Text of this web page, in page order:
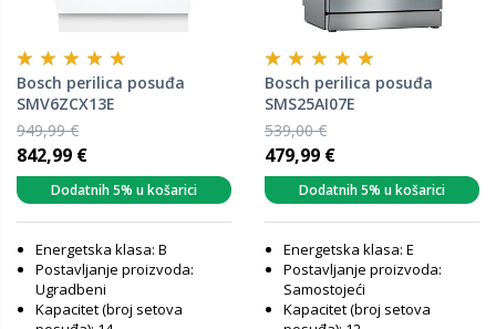
Bosch perilica posuđa
SMV6ZCX13E
949,99 €
842,99 €
Dodatnih 5% u košarici
Energetska klasa: B
Postavljanje proizvoda:
Ugradbeni
Kapacitet (broj setova
Bosch perilica posuđa
SMS25AI07E
539,00 €
479,99 €
Dodatnih 5% u košarici
Energetska klasa: E
Postavljanje proizvoda:
Samostojeći
Kapacitet (broj setova